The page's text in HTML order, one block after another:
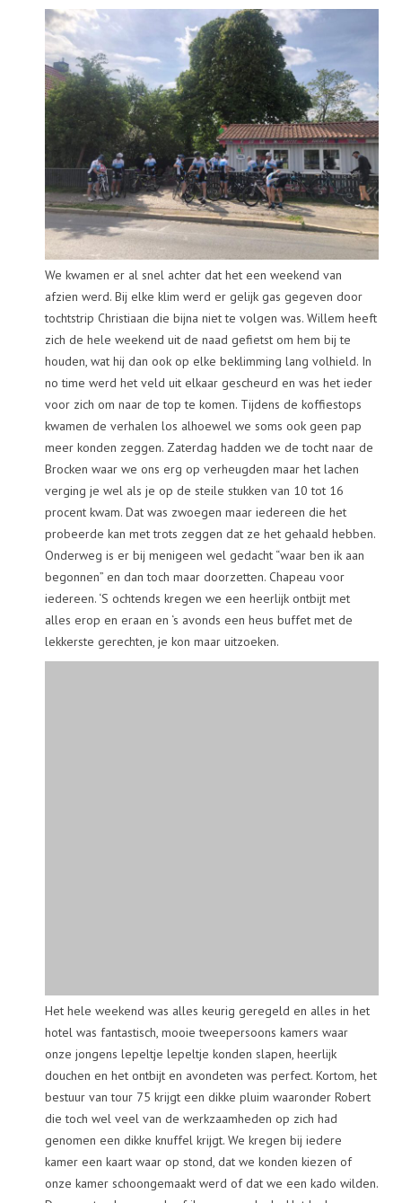
We kwamen er al snel achter dat het een weekend van
afzien werd. Bij elke klim werd er gelijk gas gegeven door
tochtstrip Christiaan die bijna niet te volgen was. Willem heeft
zich de hele weekend uit de naad gefietst om hem bij te
houden, wat hij dan ook op elke beklimming lang volhield. In
no time werd het veld uit elkaar gescheurd en was het ieder
voor zich om naar de top te komen. Tijdens de koffiestops
kwamen de verhalen los alhoewel we soms ook geen pap
meer konden zeggen. Zaterdag hadden we de tocht naar de
Brocken waar we ons erg op verheugden maar het lachen
verging je wel als je op de steile stukken van 10 tot 16
procent kwam. Dat was zwoegen maar iedereen die het
probeerde kan met trots zeggen dat ze het gehaald hebben.
Onderweg is er bij menigeen wel gedacht “waar ben ik aan
begonnen” en dan toch maar doorzetten. Chapeau voor
iedereen. ‘S ochtends kregen we een heerlijk ontbijt met
alles erop en eraan en ‘s avonds een heus buffet met de
lekkerste gerechten, je kon maar uitzoeken.
Het hele weekend was alles keurig geregeld en alles in het
hotel was fantastisch, mooie tweepersoons kamers waar
onze jongens lepeltje lepeltje konden slapen, heerlijk
douchen en het ontbijt en avondeten was perfect. Kortom, het
bestuur van tour 75 krijgt een dikke pluim waaronder Robert
die toch wel veel van de werkzaamheden op zich had
genomen een dikke knuffel krijgt. We kregen bij iedere
kamer een kaart waar op stond, dat we konden kiezen of
onze kamer schoongemaakt werd of dat we een kado wilden.